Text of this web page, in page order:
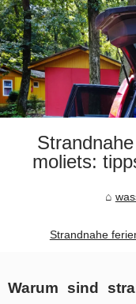
moliets:
Strandnahe
Warum sind